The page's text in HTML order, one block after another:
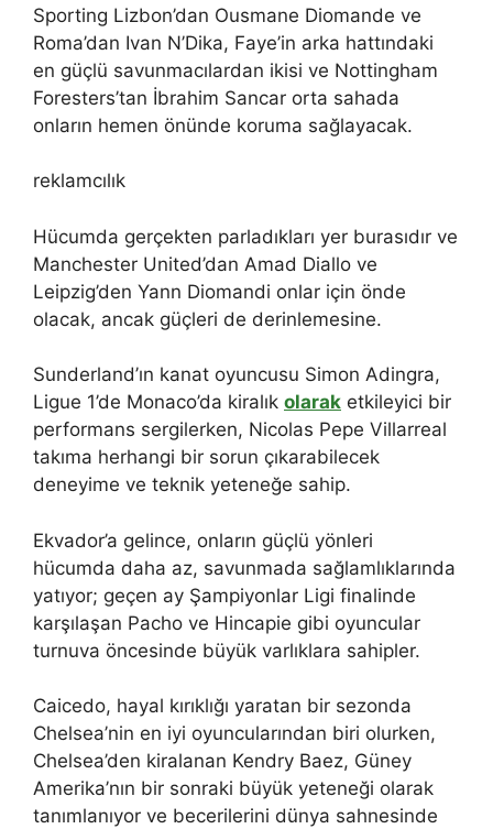
Sporting Lizbon’dan Ousmane Diomande ve
Roma’dan Ivan N’Dika, Faye’in arka hattındaki
en güçlü savunmacılardan ikisi ve Nottingham
Foresters’tan İbrahim Sancar orta sahada
onların hemen önünde koruma sağlayacak.
reklamcılık
Hücumda gerçekten parladıkları yer burasıdır ve
Manchester United’dan Amad Diallo ve
Leipzig’den Yann Diomandi onlar için önde
olacak, ancak güçleri de derinlemesine.
Sunderland’ın kanat oyuncusu Simon Adingra,
Ligue 1’de Monaco’da kiralık olarak etkileyici bir
performans sergilerken, Nicolas Pepe Villarreal
takıma herhangi bir sorun çıkarabilecek
deneyime ve teknik yeteneğe sahip.
Ekvador’a gelince, onların güçlü yönleri
hücumda daha az, savunmada sağlamlıklarında
yatıyor; geçen ay Şampiyonlar Ligi finalinde
karşılaşan Pacho ve Hincapie gibi oyuncular
turnuva öncesinde büyük varlıklara sahipler.
Caicedo, hayal kırıklığı yaratan bir sezonda
Chelsea’nin en iyi oyuncularından biri olurken,
Chelsea’den kiralanan Kendry Baez, Güney
Amerika’nın bir sonraki büyük yeteneği olarak
tanımlanıyor ve becerilerini dünya sahnesinde